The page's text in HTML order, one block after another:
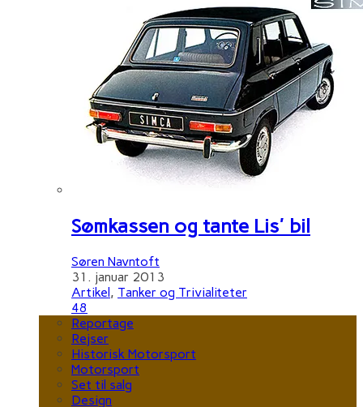
Sømkassen og tante Lis' bil
Søren Navntoft
31. januar 2013
Artikel, Tanker og Trivialiteter
48
Reportage
Rejser
Historisk Motorsport
Motorsport
Set til salg
Design